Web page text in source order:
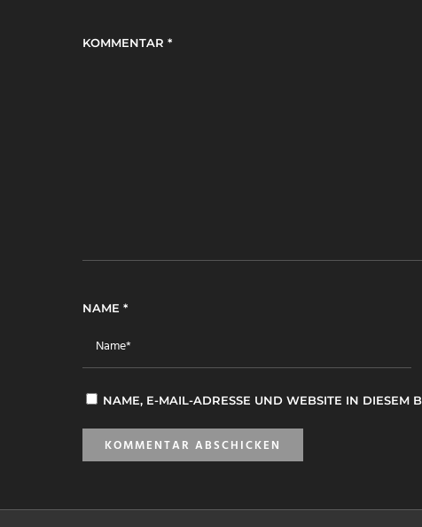
KOMMENTAR *
NAME *
NAME, E-MAIL-ADRESSE UND WEBSITE IN DIESEM